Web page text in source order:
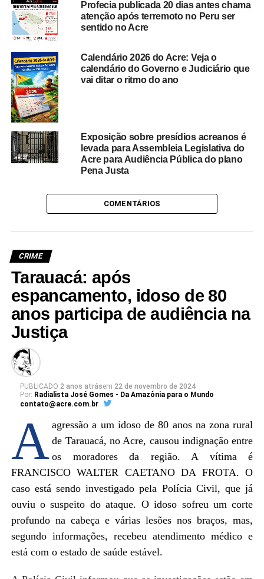
Profecia publicada 20 dias antes chama
atenção após terremoto no Peru ser
sentido no Acre
Calendário 2026 do Acre: Veja o
calendário do Governo e Judiciário que
vai ditar o ritmo do ano
Exposição sobre presídios acreanos é
levada para Assembleia Legislativa do
Acre para Audiência Pública do plano
Pena Justa
COMENTÁRIOS
CRIME
Tarauacá: após
espancamento, idoso de 80
anos participa de audiência na
Justiça
PUBLICADO 2 anos atrásem 22 de novembro de 2024
Por: Radialista José Gomes - Da Amazônia para o Mundo
contato@acre.com.br
A agressão a um idoso de 80 anos na zona rural
de Tarauacá, no Acre, causou indignação entre
os moradores da região. A vítima é
FRANCISCO WALTER CAETANO DA FROTA. O
caso está sendo investigado pela Polícia Civil, que já
ouviu o suspeito do ataque. O idoso sofreu um corte
profundo na cabeça e várias lesões nos braços, mas,
segundo informações, recebeu atendimento médico e
está com o estado de saúde estável.